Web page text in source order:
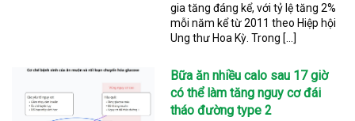
gia tăng đáng kể, với tỷ lệ tăng 2%
mỗi năm kể từ 2011 theo Hiệp hội
Ung thư Hoa Kỳ. Trong […]
Bữa ăn nhiều calo sau 17 giờ
có thể làm tăng nguy cơ đái
tháo đường type 2